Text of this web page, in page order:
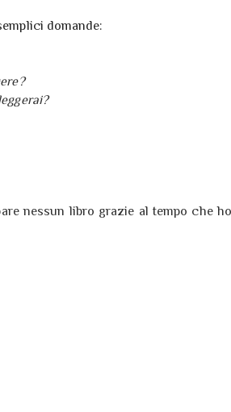
domande:
nessun libro grazie al tempo che ho